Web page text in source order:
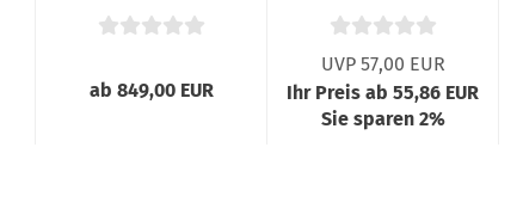
Coral/Torquoise
ab 849,00 EUR
UVP 57,00 EUR
Ihr Preis ab 55,86 EUR
Sie sparen 2%